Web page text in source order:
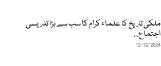
ملکی تاریخ کا علماء کرام کا سب سے بڑا تدریسی
اجتماع...
12/12/2024